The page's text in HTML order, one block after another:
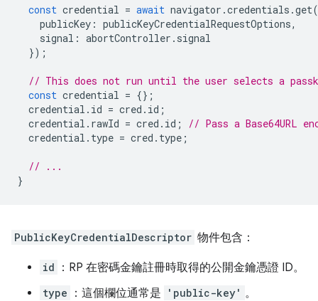
const credential = await navigator .credentials .get
publicKey : publicKeyCredentialRequestOptions,
signal : abortController . signal
});
// This does not run until the user selects a
const credential = {};
credential . id = cred . id ;
credential . rawId = cred . id ;
// Pass a Base64URL
credential . type = cred . type ;
// ...
}
PublicKeyCredentialDescriptor 物件包含：
id ：RP 在密碼金鑰註冊時取得的公開金鑰憑證 ID。
type ：這個欄位通常是 'public-key' 。